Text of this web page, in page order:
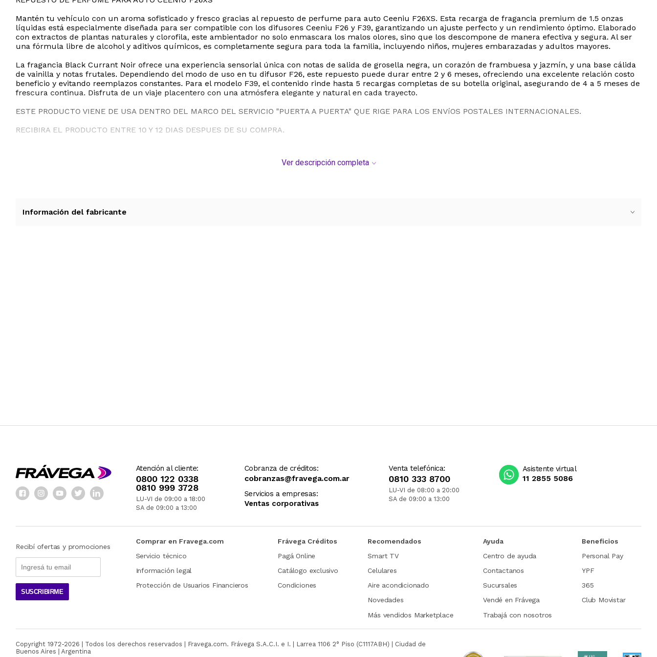
Mantén tu vehículo con un aroma sofisticado y fresco gracias al repuesto de perfume para auto Ceeniu F26XS. Esta recarga de fragancia premium de 1.5 onzas
líquidas está especialmente diseñada para ser compatible con los difusores Ceeniu F26 y F39, garantizando un ajuste perfecto y un rendimiento óptimo. Elaborado
con extractos de plantas naturales y clorofila, este ambientador no solo enmascara los malos olores, sino que los descompone de manera efectiva y segura. Al ser
una fórmula libre de alcohol y aditivos químicos, es completamente segura para toda la familia, incluyendo niños, mujeres embarazadas y adultos mayores.
La fragancia Black Currant Noir ofrece una experiencia sensorial única con notas de salida de grosella negra, un corazón de frambuesa y jazmín, y una base cálida
de vainilla y notas frutales. Dependiendo del modo de uso en tu difusor F26, este repuesto puede durar entre 2 y 6 meses, ofreciendo una excelente relación costo
beneficio y evitando reemplazos constantes. Para el modelo F39, el contenido rinde hasta 5 recargas completas de su botella original, asegurando de 4 a 5 meses de
frescura continua. Disfruta de un viaje placentero con una atmósfera elegante y natural en cada trayecto.
ESTE PRODUCTO VIENE DE USA DENTRO DEL MARCO DEL SERVICIO "PUERTA A PUERTA" QUE RIGE PARA LOS ENVíOS POSTALES INTERNACIONALES.
RECIBIRA EL PRODUCTO ENTRE 10 Y 12 DIAS DESPUES DE SU COMPRA.
Ver descripción completa
Información del fabricante
Atención al cliente:
0800 122 0338
0810 999 3728
LU-VI de 09:00 a 18:00
SA de 09:00 a 13:00
Cobranza de créditos:
cobranzas@fravega.com.ar
Servicios a empresas:
Ventas corporativas
Venta telefónica:
0810 333 8700
LU-VI de 08:00 a 20:00
SA de 09:00 a 13:00
Asistente virtual
11 2855 5086
Recibí ofertas y promociones
SUSCRIBIRME
Comprar en Fravega.com
Servicio técnico
Información legal
Protección de Usuarios Financieros
Frávega Créditos
Pagá Online
Catálogo exclusivo
Condiciones
Recomendados
Smart TV
Celulares
Aire acondicionado
Novedades
Más vendidos Marketplace
Ayuda
Centro de ayuda
Contactanos
Sucursales
Vendé en Frávega
Trabajá con nosotros
Beneficios
Personal Pay
YPF
365
Club Movistar
Copyright 1972-2026 | Todos los derechos reservados | Fravega.com. Frávega S.A.C.I. e I. | Larrea 1106 2° Piso (C1117ABH) | Ciudad de
Buenos Aires | Argentina